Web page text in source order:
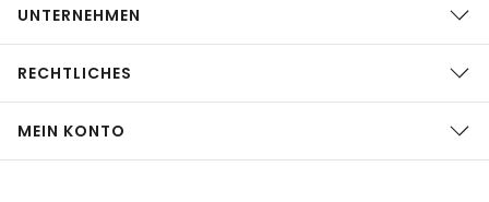
UNTERNEHMEN
RECHTLICHES
MEIN KONTO